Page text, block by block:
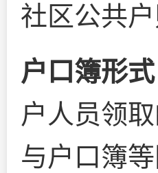
社区公共
户口簿形式
户人员领
与户口簿